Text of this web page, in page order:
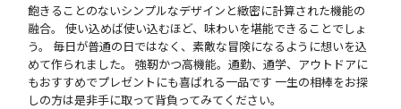
飽きることのないシンプルなデザインと緻密に計算された機能の
融合。 使い込めば使い込むほど、味わいを堪能できることでしょ
う。 毎日が普通の日ではなく、素敵な冒険になるように想いを込
めて作られました。 強靭かつ高機能。通勤、通学、アウトドアに
もおすすめでプレゼントにも喜ばれる一品です 一生の相棒をお探
しの方は是非手に取って背負ってみてください。